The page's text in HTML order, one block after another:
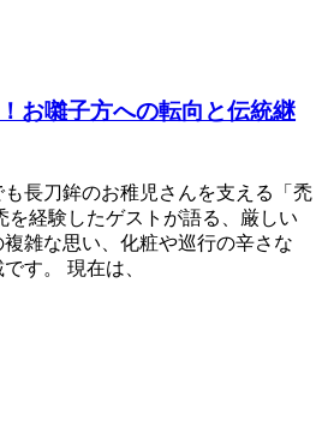
お囃子方への転向と伝統継
長刀鉾のお稚児さんを支える「禿
を経験したゲストが語る、厳しい
雑な思い、化粧や巡行の辛さな
す。 現在は、